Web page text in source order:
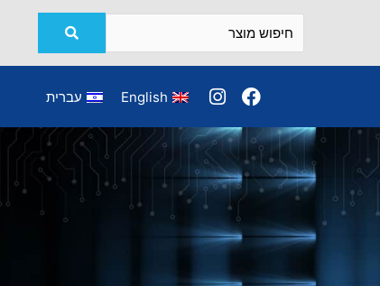
English עברית